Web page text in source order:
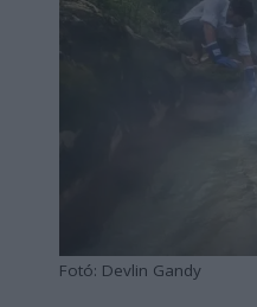
Fotó: Devlin Gandy